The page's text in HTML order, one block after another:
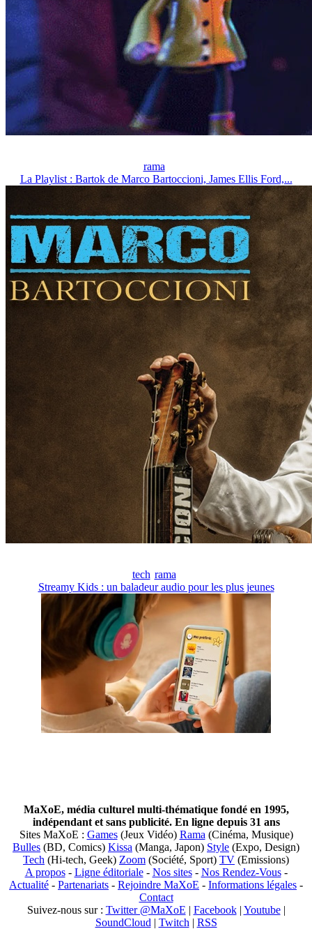
rama
La Playlist : Bartok de Marco Bartoccioni, James Ellis Ford,...
tech rama
Streamy Kids : un baladeur audio pour les plus jeunes
MaXoE, média culturel multi-thématique fondé en 1995,
indépendant et sans publicité. En ligne depuis 31 ans
Sites MaXoE : Games(Jeux Vidéo) Rama (Cinéma, Musique)
Bulles (BD, Comics) Kissa (Manga, Japon) Style (Expo, Design)
Tech (Hi-tech, Geek) Zoom (Société, Sport) TV (Emissions)
A propos- Ligne éditoriale- Nos sites- Nos Rendez-Vous-
Actualité - Partenariats - Rejoindre MaXoE - Informations légales -
Contact
Suivez-nous sur : Twitter @MaXoE | Facebook| Youtube|
SoundCloud | Twitch | RSS